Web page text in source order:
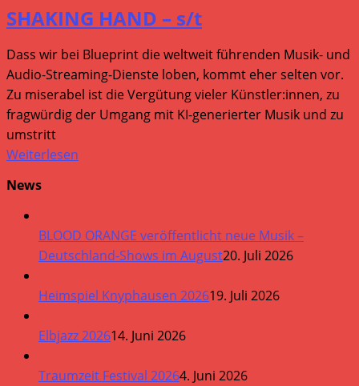
SHAKING HAND – s/t
Dass wir bei Blueprint die weltweit führenden Musik- und
Audio-Streaming-Dienste loben, kommt eher selten vor.
Zu miserabel ist die Vergütung vieler Künstler:innen, zu
fragwürdig der Umgang mit KI-generierter Musik und zu
umstritt
Weiterlesen
News
BLOOD ORANGE veröffentlicht neue Musik –
Deutschland-Shows im August20. Juli 2026
Heimspiel Knyphausen 202619. Juli 2026
Elbjazz 202614. Juni 2026
Traumzeit Festival 20264. Juni 2026